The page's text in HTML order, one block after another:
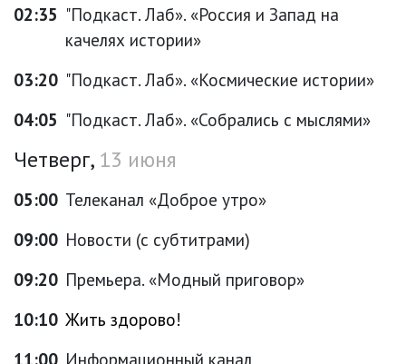
02:35 "Подкаст. Лаб». «Россия и Запад на
качелях истории»
03:20 "Подкаст. Лаб». «Космические истории»
04:05 "Подкаст. Лаб». «Собрались с мыслями»
Четверг, 13 июня
05:00 Телеканал «Доброе утро»
09:00 Новости (с субтитрами)
09:20 Премьера. «Модный приговор»
10:10 Жить здорово!
11:00 Информационный канал